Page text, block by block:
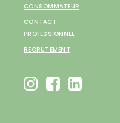
CONSOMMATEUR
CONTACT
PROFESSIONNEL
RECRUTEMENT